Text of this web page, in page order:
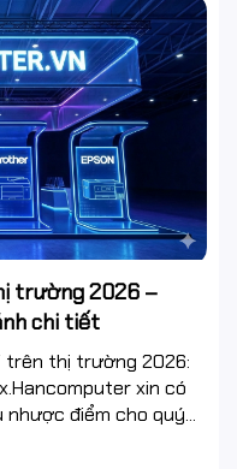
trường 2026 –
chi tiết
trên thị trường 2026:
xin có
điểm cho quý...